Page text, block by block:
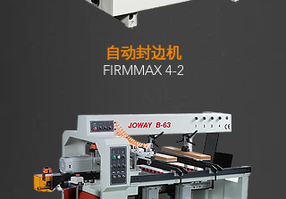
自动封边机
FIRMMAX 4-2